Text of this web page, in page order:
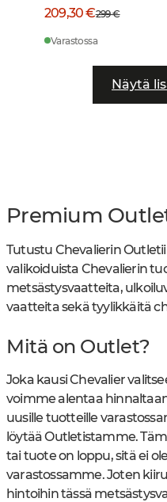
209,30 €299 €
Varastossa
Näytä
Premium
Tutustu Chevalierin
valikoiduista Chevalierin
metsästysvaatteita,
vaatteita sekä tyylikkäitä
Mitä on Outlet?
Joka kausi Chevalier
voimme alentaa
uusille tuotteille
löytää Outletistamme.
tai tuote on loppu, sitä ei
varastossamme. Joten
hintoihin tässä